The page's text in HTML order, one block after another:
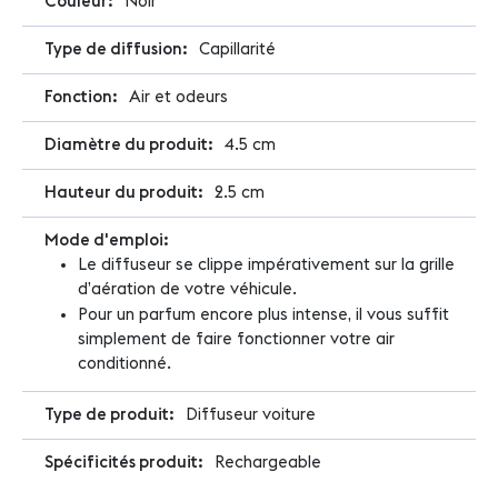
Capillarité
Air et odeurs
4.5 cm
2.5 cm
Le diffuseur se clippe impérativement sur la grille
d’aération de votre véhicule.
Pour un parfum encore plus intense, il vous suffit
simplement de faire fonctionner votre air
conditionné.
Diffuseur voiture
Rechargeable